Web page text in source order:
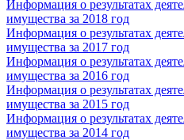
Информация о результатах
имущества за 2018 год
Информация о результатах
имущества за 2017 год
Информация о результатах
имущества за 2016 год
Информация о результатах
имущества за 2015 год
Информация о результатах
имущества за 2014 год